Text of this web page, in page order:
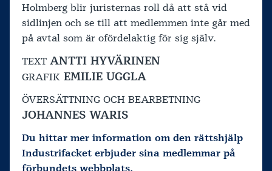
Holmberg blir juristernas roll då att stå vid
sidlinjen och se till att medlemmen inte går med
på avtal som är ofördelaktig för sig själv.
TEXT ANTTI HYVÄRINEN
GRAFIK EMILIE UGGLA
ÖVERSÄTTNING OCH BEARBETNING
JOHANNES WARIS
Du hittar mer information om den rättshjälp
Industrifacket erbjuder sina medlemmar på
förbundets webbplats.